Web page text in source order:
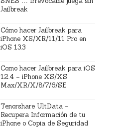
Jailbreak
Cómo hacer Jailbreak para
iPhone XS/XR/11/11 Pro en
iOS 13.3
Como hacer Jailbreak para iOS
12.4 – iPhone XS/XS
Max/XR/X/8/7/6/SE
Tenorshare UltData –
Recupera Información de tu
iPhone o Copia de Seguridad